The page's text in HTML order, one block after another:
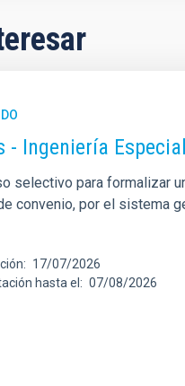
Ingeniería
selectivo para formalizar
convenio, por el sistema
17/07/2026
hasta el
07/08/2026